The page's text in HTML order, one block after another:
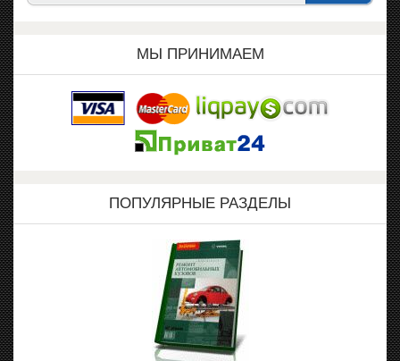
МЫ ПРИНИМАЕМ
ПОПУЛЯРНЫЕ РАЗДЕЛЫ